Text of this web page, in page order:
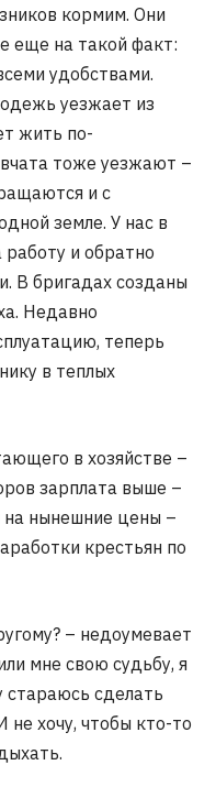
кормим. Они
еще на такой факт:
удобствами.
уезжает из
жить по-
тоже уезжают –
и с
земле. У нас в
и обратно
В бригадах созданы
Недавно
теперь
в теплых
в хозяйстве –
зарплата выше –
на нынешние цены –
крестьян по
– недоумевает
мне свою судьбу, я
стараюсь сделать
не хочу, чтобы кто-то